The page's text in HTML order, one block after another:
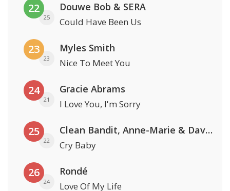
22
25
Douwe Bob & SERA
Could Have Been Us
23
23
Myles Smith
Nice To Meet You
24
21
Gracie Abrams
I Love You, I'm Sorry
25
22
Clean Bandit, Anne-Marie & David Guetta
Cry Baby
26
24
Rondé
Love Of My Life